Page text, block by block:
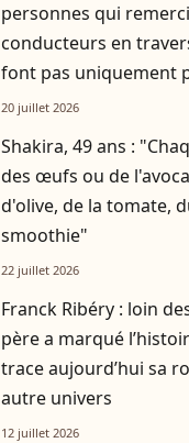
personnes qui
conducteurs en
font pas uniquement
20 juillet 2026
Shakira, 49 ans :
des œufs ou de
d'olive, de la tomate,
smoothie"
22 juillet 2026
Franck Ribéry : loin
père a marqué
trace aujourd’hui sa
autre univers
12 juillet 2026